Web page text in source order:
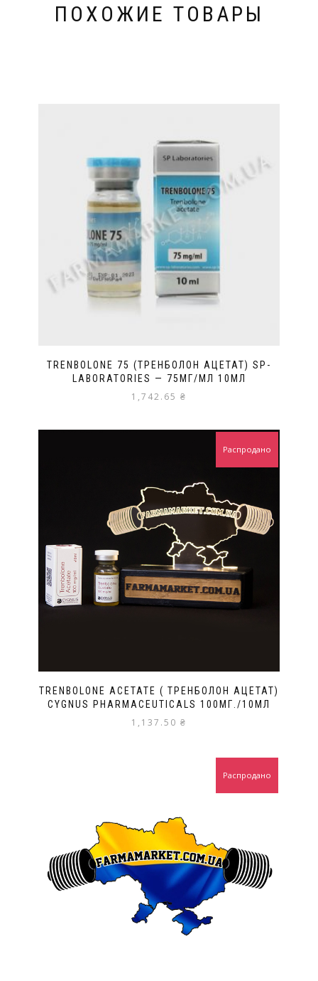
ПОХОЖИЕ ТОВАРЫ
TRENBOLONE 75 (ТРЕНБОЛОН АЦЕТАТ) SP-
LABORATORIES — 75МГ/МЛ 10МЛ
1,742.65 ₴
TRENBOLONE ACETATE ( ТРЕНБОЛОН АЦЕТАТ)
CYGNUS PHARMACEUTICALS 100МГ./10МЛ
1,137.50 ₴
Распродано
Распродано